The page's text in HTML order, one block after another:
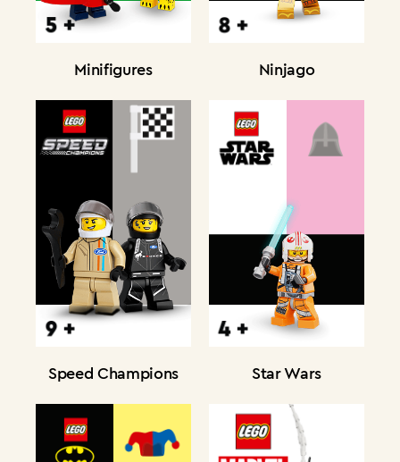
Minifigures Ninjago
Speed Champions Star Wars